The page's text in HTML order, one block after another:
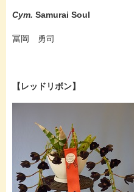
Cym. Samurai Soul
冨岡 勇司
【レッドリボン】